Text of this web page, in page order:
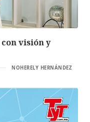
visión y
NOHERELY HERNÁNDEZ